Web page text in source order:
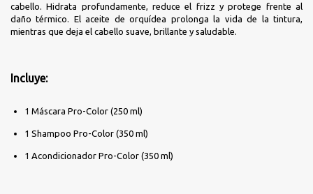
cabello. Hidrata profundamente, reduce el frizz y protege frente al
daño térmico. El aceite de orquídea prolonga la vida de la tintura,
mientras que deja el cabello suave, brillante y saludable.
Incluye:
1 Máscara Pro-Color (250 ml)
1 Shampoo Pro-Color (350 ml)
1 Acondicionador Pro-Color (350 ml)